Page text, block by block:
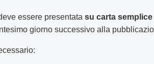
essere presentata su carta semplice
giorno successivo alla